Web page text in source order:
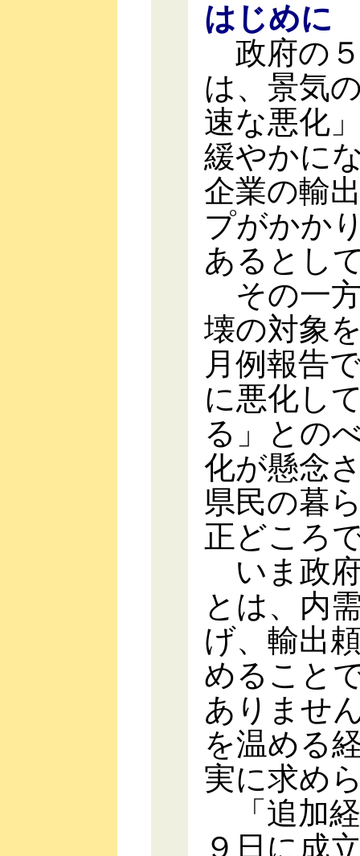
はじめに
政府の
は、景気
速な悪化
緩やかに
企業の輸
プがかか
あるとし
その一
壊の対象
月例報告
に悪化し
る」との
化が懸念
県民の暮
正どころ
いま政
とは、内
げ、輸出
めること
ありませ
を温める
実に求め
「追加
９日に成